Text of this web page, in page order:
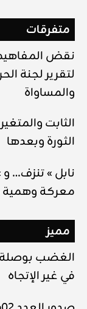
متفرقات
نقض
لتقرير لجنة
والمساواة
الثابت
الثورة وبعدها
معركة وهمية
مميز
الغضب بوصلة
في غير الإتجاه